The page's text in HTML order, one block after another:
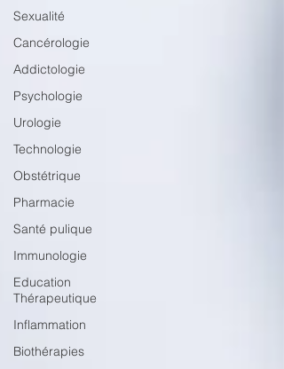
Sexualité
Cancérologie
Addictologie
Psychologie
Urologie
Technologie
Obstétrique
Pharmacie
Santé pulique
Immunologie
Education
Thérapeutique
Inflammation
Biothérapies